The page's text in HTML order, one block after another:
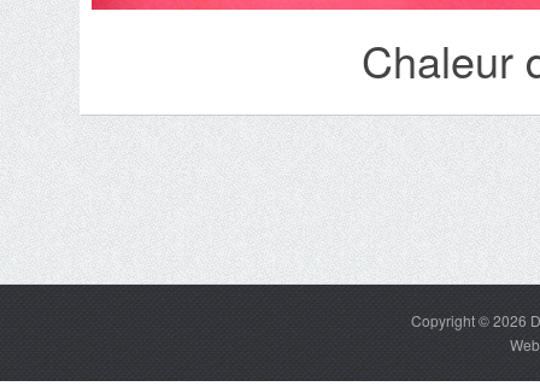
Chaleur
Copyright © 2026